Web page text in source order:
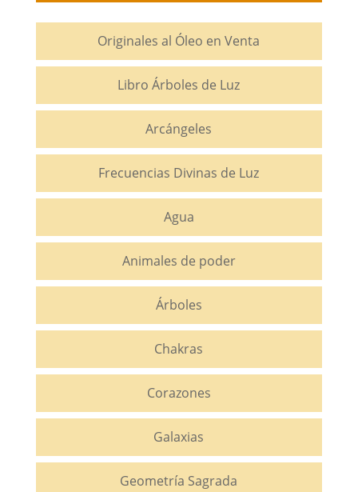
Originales al Óleo en Venta
Libro Árboles de Luz
Arcángeles
Frecuencias Divinas de Luz
Agua
Animales de poder
Árboles
Chakras
Corazones
Galaxias
Geometría Sagrada